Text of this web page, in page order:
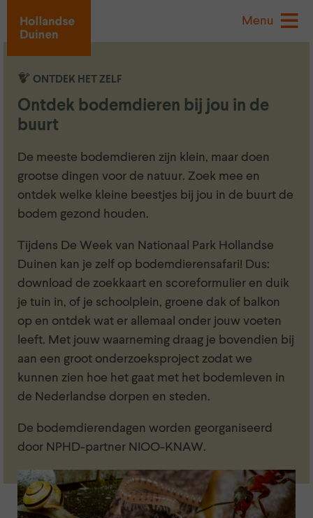
Menu
ONTDEK HET ZELF
Ontdek bodemdieren bij jou in de
buurt
De meeste bodemdieren zijn klein, maar doen
grootse dingen voor de natuur. Zoek mee en
ontdek welke kleine beestjes bij jou in de buurt de
bodem gezond houden.
Tijdens De Week van Nationaal Park Hollandse
Duinen kan je zelf op bodemdierensafari! Dus:
download de zoekkaart en scoreformulier en duik
je tuin in, of je schoolplein, groene dak of balkon
op en ontdek wat er allemaal onder jouw voeten
leeft. Met jouw waarneming draag je bovendien bij
aan een groot onderzoeksproject zodat we
kunnen zien hoe het gaat met het bodemleven in
de Nederlandse dorpen en steden.
De bodemdierendagen worden georganiseerd
door NPHD-partner NIOO-KNAW.